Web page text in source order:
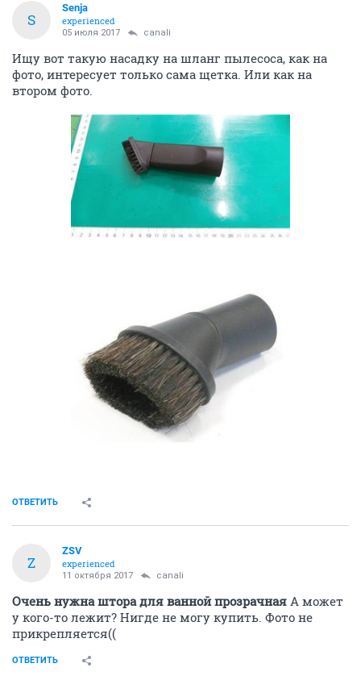
S
Senja
experienced
05 июля 2017 canali
Ищу вот такую насадку на шланг пылесоса, как на
фото, интересует только сама щетка. Или как на
втором фото.
ОТВЕТИТЬ
Z
ZSV
experienced
11 октября 2017 canali
Очень нужна штора для ванной прозрачная А может
у кого-то лежит? Нигде не могу купить. Фото не
прикрепляется((
ОТВЕТИТЬ